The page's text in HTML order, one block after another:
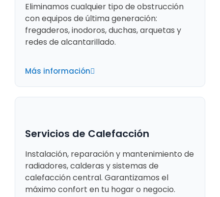
Eliminamos cualquier tipo de obstrucción
con equipos de última generación:
fregaderos, inodoros, duchas, arquetas y
redes de alcantarillado.
Más información
Servicios de Calefacción
Instalación, reparación y mantenimiento de
radiadores, calderas y sistemas de
calefacción central. Garantizamos el
máximo confort en tu hogar o negocio.